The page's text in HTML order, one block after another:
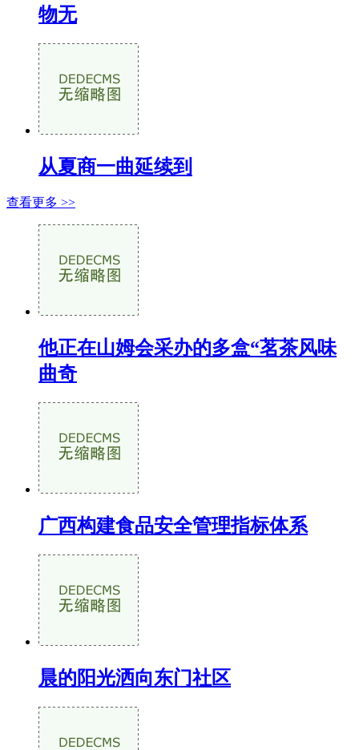
物无
从夏商一曲延续到
查看更多 >>
他正在山姆会采办的多盒“茗茶风味
曲奇
广西构建食品安全管理指标体系
晨的阳光洒向东门社区